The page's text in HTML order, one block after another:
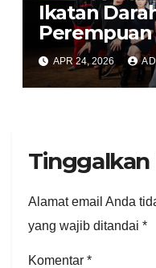
Ikatan
Perempuan
Tayang 30
APR 24, 2026
Tinggalkan
Alamat email Anda
yang wajib ditandai *
Komentar *